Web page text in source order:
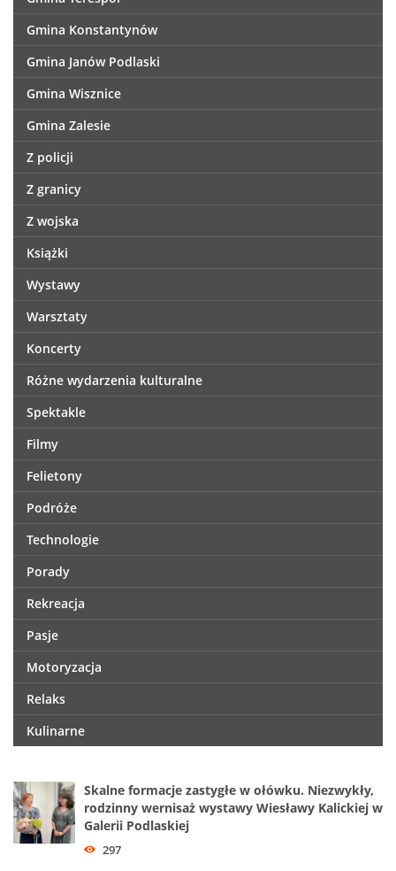
Gmina Konstantynów
Gmina Janów Podlaski
Gmina Wisznice
Gmina Zalesie
Z policji
Z granicy
Z wojska
Książki
Wystawy
Warsztaty
Koncerty
Różne wydarzenia kulturalne
Spektakle
Filmy
Felietony
Podróże
Technologie
Porady
Rekreacja
Pasje
Motoryzacja
Relaks
Kulinarne
Skalne formacje zastygłe w ołówku. Niezwykły,
rodzinny wernisaż wystawy Wiesławy Kalickiej w
Galerii Podlaskiej
297